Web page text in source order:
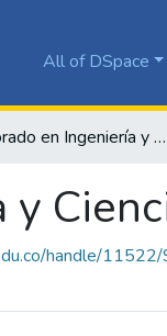
All of DSpace
Doctorado en Ingeniería y Ciencias Aplicadas
handle/